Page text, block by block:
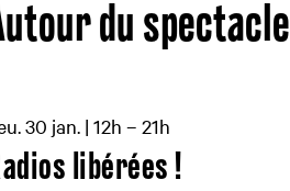
du spectacle
30 jan. | 12h – 21h
libérées !